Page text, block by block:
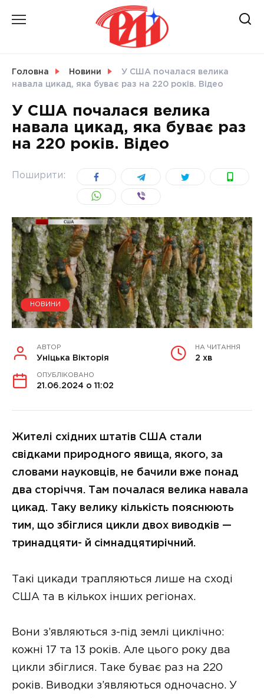
Головна Новини
У США почалася велика
навала цикад, яка буває раз на 220 років. Відео
У США почалася велика
навала цикад, яка буває раз
на 220 років. Відео
Поширити:
НОВИНИ
АВТОР
Уніцька Вікторія
НА ЧИТАННЯ
2 хв
ОПУБЛІКОВАНО
21.06.2024 о 11:02
Жителі східних штатів США стали
свідками природного явища, якого, за
словами науковців, не бачили вже понад
два сторіччя. Там почалася велика навала
цикад. Таку велику кількість пояснюють
тим, що збіглися цикли двох виводків —
тринадцяти- й сімнадцятирічний.
Такі цикади трапляються лише на сході
США та в кількох інших регіонах.
Вони з’являються з-під землі циклічно:
кожні 17 та 13 років. Але цього року два
цикли збіглися. Таке буває раз на 220
років. Виводки з’являються одночасно. У